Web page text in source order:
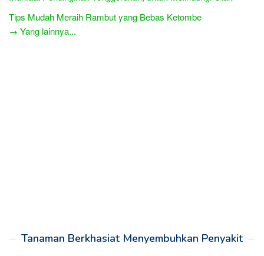
Tips Mudah Meraih Rambut yang Bebas Ketombe
→ Yang lainnya...
Tanaman Berkhasiat Menyembuhkan Penyakit